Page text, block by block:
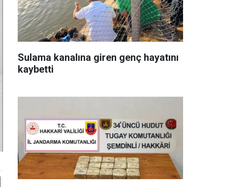
Sulama kanalına giren genç hayatını
kaybetti